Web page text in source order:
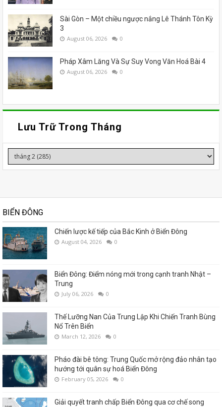
Sài Gòn – Một chiều ngược nắng Lê Thánh Tôn Kỳ
3
August 06, 2026 0
Pháp Xâm Lăng Và Sự Suy Vong Văn Hoá Bài 4
August 06, 2026 0
Lưu Trữ Trong Tháng
BIỂN ĐÔNG
Chiến lược kế tiếp của Bắc Kinh ở Biển Đông
August 04, 2026 0
Biển Đông: Điểm nóng mới trong cạnh tranh Nhật –
Trung
July 06, 2026 0
Thế Lưỡng Nan Của Trung Lập Khi Chiến Tranh Bùng
Nổ Trên Biển
March 12, 2026 0
Pháo đài bê tông: Trung Quốc mở rộng đảo nhân tạo
hướng tới quân sự hoá Biển Đông
February 05, 2026 0
Giải quyết tranh chấp Biển Đông qua cơ chế song